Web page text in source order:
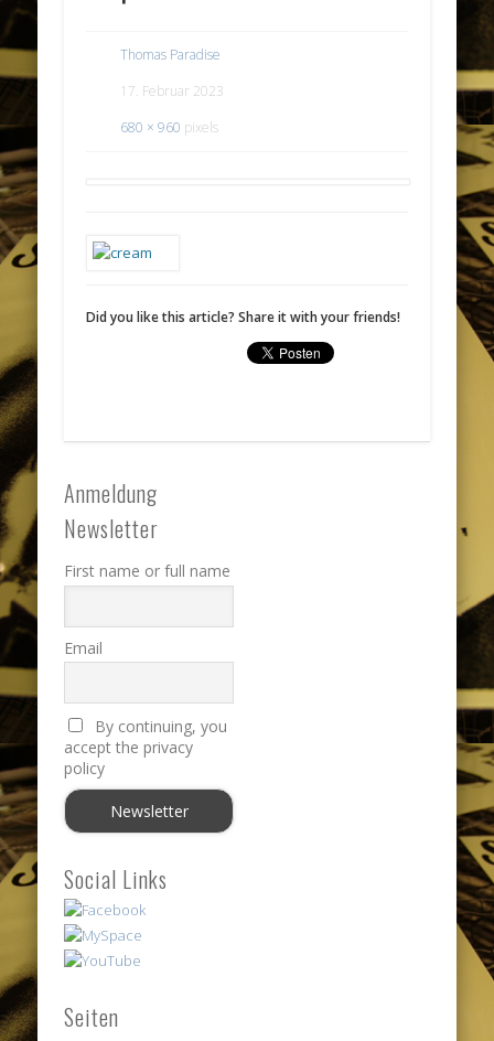
Thomas Paradise
17. Februar 2023
680 × 960 pixels
Did you like this article? Share it with your friends!
Anmeldung
Newsletter
First name or full name
Email
By continuing, you
accept the privacy
policy
Social Links
Seiten